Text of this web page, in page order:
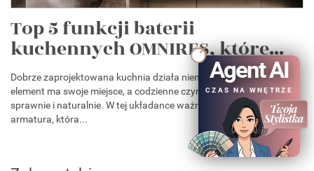
Top 5 funkcji baterii
kuchennych OMNIRES, które...
Dobrze zaprojektowana kuchnia działa niemal intuicyjnie. Każdy
element ma swoje miejsce, a codzienne czynności przebiegają
sprawnie i naturalnie. W tej układance ważną rolę odgrywa
armatura, która...
Agent AI
CZAS NA WNĘTRZE